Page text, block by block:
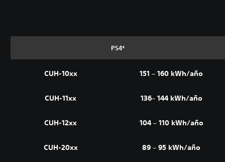
PS4*
CUH-10xx
CUH-11xx
CUH-12xx
CUH-20xx
151 – 160 kWh/año
136– 144 kWh/año
104 – 110 kWh/año
89 – 95 kWh/año